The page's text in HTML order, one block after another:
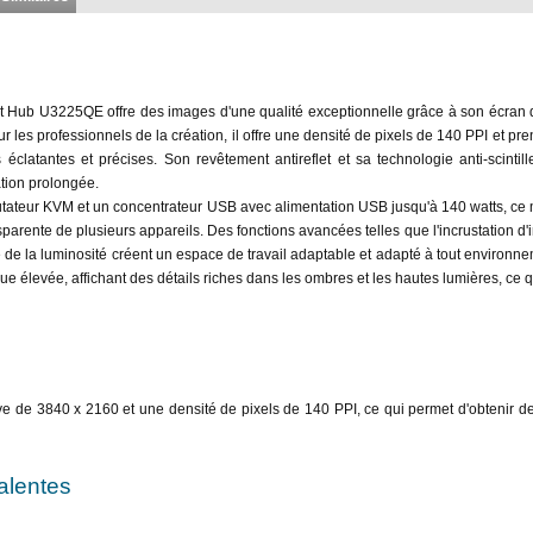
U3225QE offre des images d'une qualité exceptionnelle grâce à son écran
les professionnels de la création, il offre une densité de pixels de 140 PPI et
et précises. Son revêtement antireflet et sa technologie anti-
prolongée.
KVM et un concentrateur USB avec alimentation USB jusqu'à 140 watts, ce
de plusieurs appareils. Des fonctions avancées telles que l'incrustation
la luminosité créent un espace de travail adaptable et adapté à tout
élevée, affichant des détails riches dans les ombres et les hautes lumières, ce
de 3840 x 2160 et une densité de pixels de 140 PPI, ce qui permet d'obtenir